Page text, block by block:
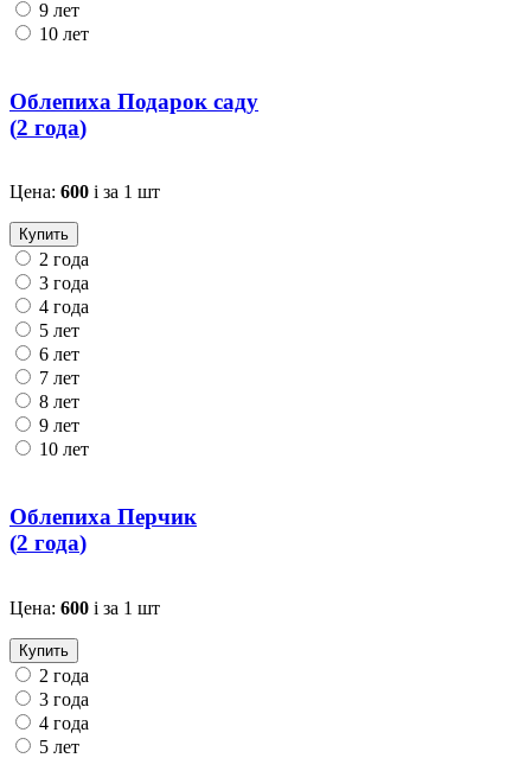
9 лет
10 лет
Облепиха Подарок саду
(2 года)
Цена: 600 i за 1 шт
Купить
2 года
3 года
4 года
5 лет
6 лет
7 лет
8 лет
9 лет
10 лет
Облепиха Перчик
(2 года)
Цена: 600 i за 1 шт
Купить
2 года
3 года
4 года
5 лет